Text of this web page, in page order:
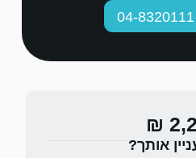
אותך?